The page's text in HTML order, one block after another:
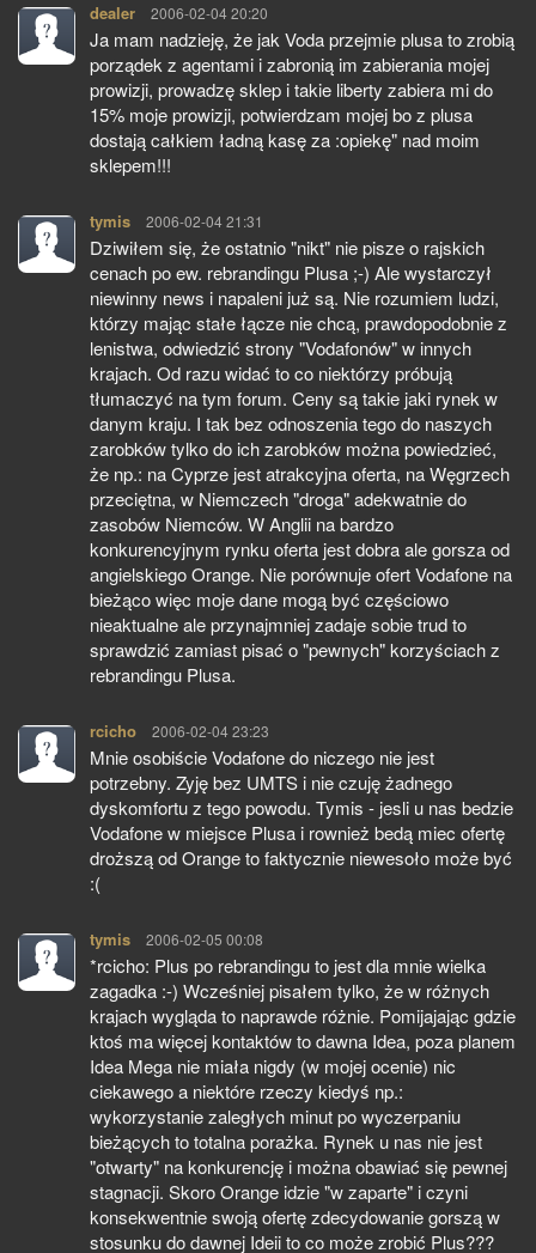
dealer pisze:
2006-02-04 20:20
Ja mam nadzieję, że jak Voda przejmie plusa to zrobią
porządek z agentami i zabronią im zabierania mojej
prowizji, prowadzę sklep i takie liberty zabiera mi do
15% moje prowizji, potwierdzam mojej bo z plusa
dostają całkiem ładną kasę za :opiekę" nad moim
sklepem!!!
tymis pisze:
2006-02-04 21:31
Dziwiłem się, że ostatnio "nikt" nie pisze o rajskich
cenach po ew. rebrandingu Plusa ;-) Ale wystarczył
niewinny news i napaleni już są. Nie rozumiem ludzi,
którzy mając stałe łącze nie chcą, prawdopodobnie z
lenistwa, odwiedzić strony "Vodafonów" w innych
krajach. Od razu widać to co niektórzy próbują
tłumaczyć na tym forum. Ceny są takie jaki rynek w
danym kraju. I tak bez odnoszenia tego do naszych
zarobków tylko do ich zarobków można powiedzieć,
że np.: na Cyprze jest atrakcyjna oferta, na Węgrzech
przeciętna, w Niemczech "droga" adekwatnie do
zasobów Niemców. W Anglii na bardzo
konkurencyjnym rynku oferta jest dobra ale gorsza od
angielskiego Orange. Nie porównuje ofert Vodafone na
bieżąco więc moje dane mogą być częściowo
nieaktualne ale przynajmniej zadaje sobie trud to
sprawdzić zamiast pisać o "pewnych" korzyściach z
rebrandingu Plusa.
rcicho pisze:
2006-02-04 23:23
Mnie osobiście Vodafone do niczego nie jest
potrzebny. Zyję bez UMTS i nie czuję żadnego
dyskomfortu z tego powodu. Tymis - jesli u nas bedzie
Vodafone w miejsce Plusa i rownież bedą miec ofertę
droższą od Orange to faktycznie niewesoło może być
:(
tymis pisze:
2006-02-05 00:08
*rcicho: Plus po rebrandingu to jest dla mnie wielka
zagadka :-) Wcześniej pisałem tylko, że w różnych
krajach wygląda to naprawde różnie. Pomijajając gdzie
ktoś ma więcej kontaktów to dawna Idea, poza planem
Idea Mega nie miała nigdy (w mojej ocenie) nic
ciekawego a niektóre rzeczy kiedyś np.:
wykorzystanie zaległych minut po wyczerpaniu
bieżących to totalna porażka. Rynek u nas nie jest
"otwarty" na konkurencję i można obawiać się pewnej
stagnacji. Skoro Orange idzie "w zaparte" i czyni
konsekwentnie swoją ofertę zdecydowanie gorszą w
stosunku do dawnej Ideii to co może zrobić Plus???